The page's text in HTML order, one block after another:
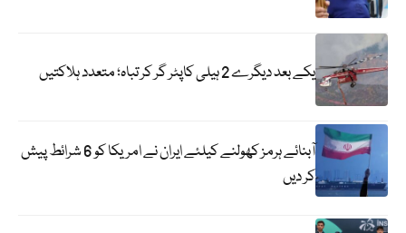
یکے بعد دیگرے 2 ہیلی کاپٹر گر کر تباہ؛ متعدد ہلاکتیں
آبنائے ہرمز کھولنے کیلئے ایران نے امریکا کو 6 شرائط پیش
کر دیں